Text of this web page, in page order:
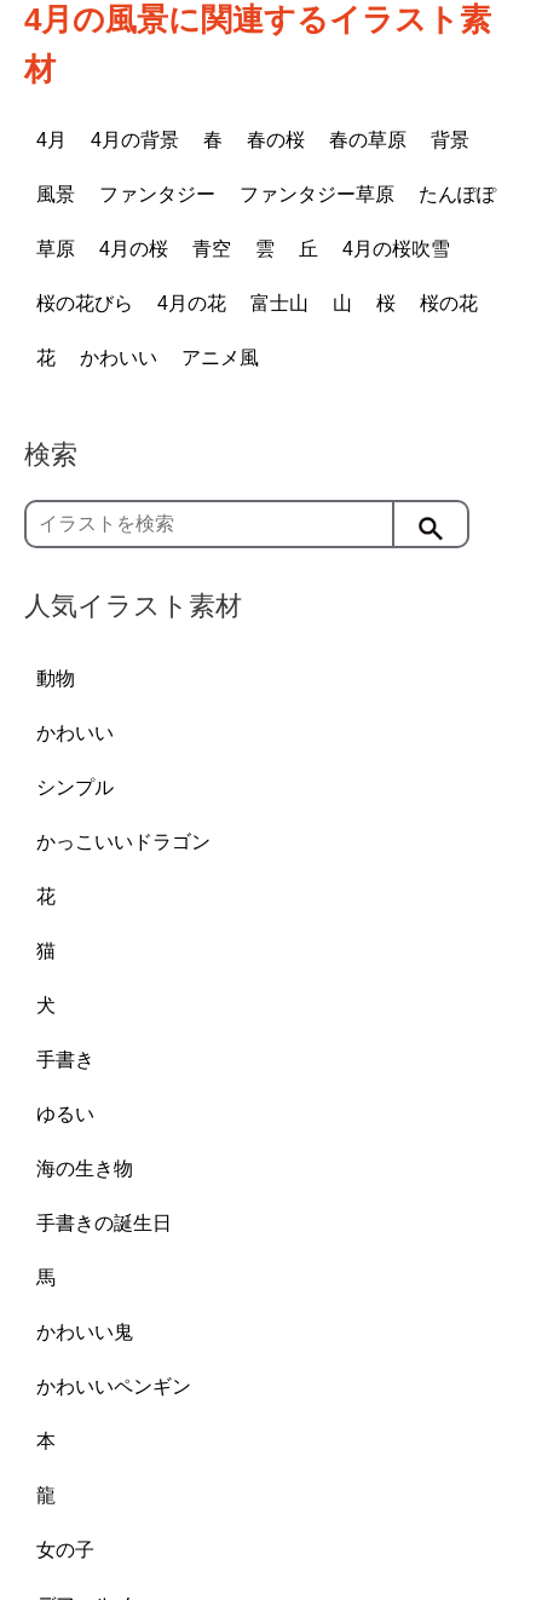
4月の風景に関連するイラスト素
材
4月 4月の背景 春 春の桜 春の草原 背景
風景 ファンタジー ファンタジー草原 たんぽぽ
草原 4月の桜 青空 雲 丘 4月の桜吹雪
桜の花びら 4月の花 富士山 山 桜 桜の花
花 かわいい アニメ風
検索
人気イラスト素材
動物
かわいい
シンプル
かっこいいドラゴン
花
猫
犬
手書き
ゆるい
海の生き物
手書きの誕生日
馬
かわいい鬼
かわいいペンギン
本
龍
女の子